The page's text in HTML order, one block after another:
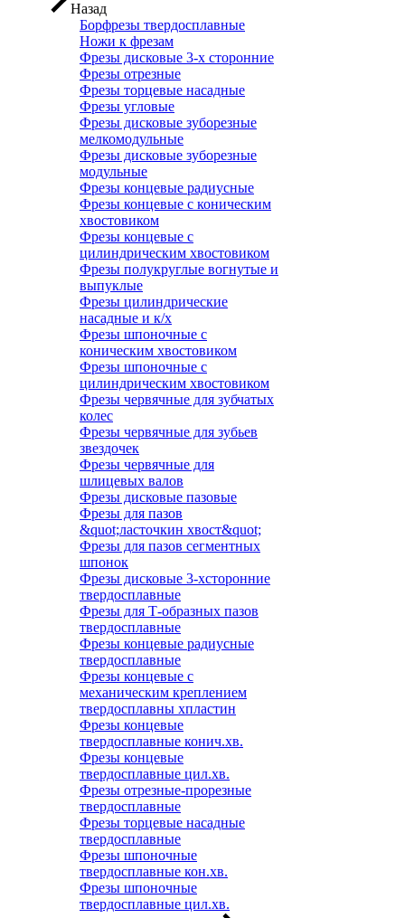
Назад
Борфрезы твердосплавные
Ножи к фрезам
Фрезы дисковые 3-х сторонние
Фрезы отрезные
Фрезы торцевые насадные
Фрезы угловые
Фрезы дисковые зуборезные
мелкомодульные
Фрезы дисковые зуборезные
модульные
Фрезы концевые радиусные
Фрезы концевые с коническим
хвостовиком
Фрезы концевые с
цилиндрическим хвостовиком
Фрезы полукруглые вогнутые и
выпуклые
Фрезы цилиндрические
насадные и к/х
Фрезы шпоночные с
коническим хвостовиком
Фрезы шпоночные с
цилиндрическим хвостовиком
Фрезы червячные для зубчатых
колес
Фрезы червячные для зубьев
звездочек
Фрезы червячные для
шлицевых валов
Фрезы дисковые пазовые
Фрезы для пазов
&quot;ласточкин хвост&quot;
Фрезы для пазов сегментных
шпонок
Фрезы дисковые 3-хсторонние
твердосплавные
Фрезы для Т-образных пазов
твердосплавные
Фрезы концевые радиусные
твердосплавные
Фрезы концевые с
механическим креплением
твердосплавны хпластин
Фрезы концевые
твердосплавные конич.хв.
Фрезы концевые
твердосплавные цил.хв.
Фрезы отрезные-прорезные
твердосплавные
Фрезы торцевые насадные
твердосплавные
Фрезы шпоночные
твердосплавные кон.хв.
Фрезы шпоночные
твердосплавные цил.хв.